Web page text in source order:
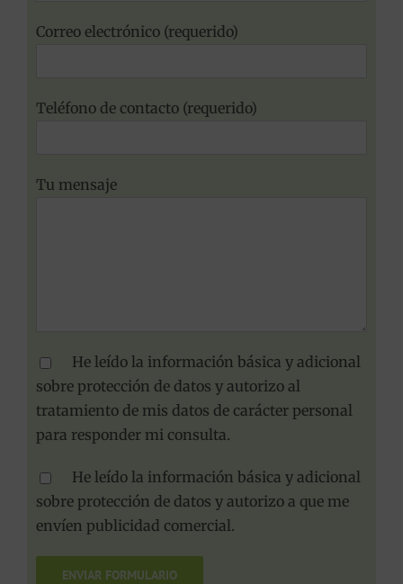
Correo electrónico (requerido)
Teléfono de contacto (requerido)
Tu mensaje
He leído la información básica y adicional
sobre protección de datos y autorizo al
tratamiento de mis datos de carácter personal
para responder mi consulta.
He leído la información básica y adicional
sobre protección de datos y autorizo a que me
envíen publicidad comercial.